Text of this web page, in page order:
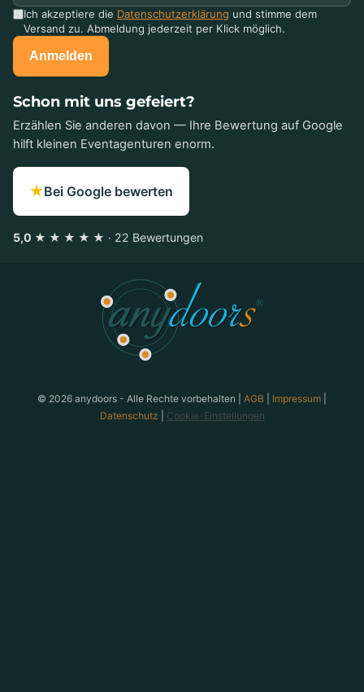
Ich akzeptiere die Datenschutzerklärung und stimme dem
Versand zu. Abmeldung jederzeit per Klick möglich.
Anmelden
Schon mit uns gefeiert?
Erzählen Sie anderen davon — Ihre Bewertung auf Google
hilft kleinen Eventagenturen enorm.
★Bei Google bewerten
5,0 ★ ★ ★ ★ ★ · 22 Bewertungen
© 2026 anydoors - Alle Rechte vorbehalten | AGB Impressum
Datenschutz
Cookie-Einstellungen